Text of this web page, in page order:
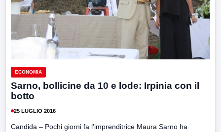
ECONOMIA
Sarno, bollicine da 10 e lode: Irpinia con il
botto
25 LUGLIO 2016
Candida – Pochi giorni fa l’imprenditrice Maura Sarno ha